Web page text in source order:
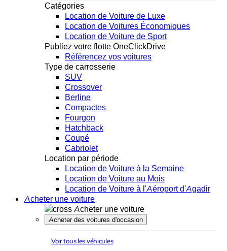
Catégories
Location de Voiture de Luxe
Location de Voitures Économiques
Location de Voiture de Sport
Publiez votre flotte OneClickDrive
Référencez vos voitures
Type de carrosserie
SUV
Crossover
Berline
Compactes
Fourgon
Hatchback
Coupé
Cabriolet
Location par période
Location de Voiture à la Semaine
Location de Voiture au Mois
Location de Voiture à l'Aéroport d'Agadir
Acheter une voiture
Acheter une voiture
Acheter des voitures d'occasion
Voir tous les véhicules